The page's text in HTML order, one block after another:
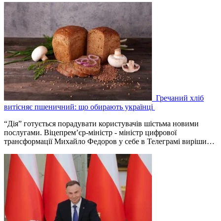
Гречаний хліб
витісняє пшеничний: що обирають українці
“Дія” готується порадувати користувачів шістьма новими
послугами. Віцепрем’єр-міністр - міністр цифрової
трансформації Михайло Федоров у себе в Телеграмі виріши…